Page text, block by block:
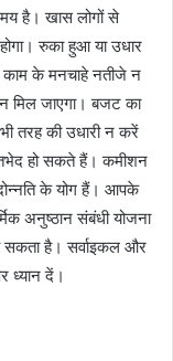
है। खास लोगों से
होगा। रुका हुआ या उधार
के मनचाहे नतीजे न
मिल जाएगा। बजट का
तरह की उधारी न करें
हो सकते हैं। कमीशन
के योग हैं। आपके
अनुष्ठान संबंधी योजना
सकता है। सर्वाइकल और
ध्यान दें।